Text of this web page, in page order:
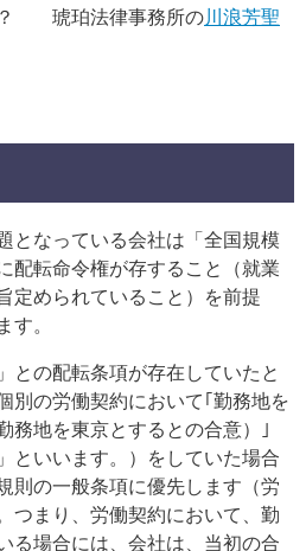
？ 琥珀法律事務所の川浪芳聖
となっている会社は「全国規模
配転命令権が存すること（就業
定められていること）を前提
す。
との配転条項が存在していたと
別の労働契約において｢勤務地を
務地を東京とするとの合意）｣
といいます。）をしていた場合
則の一般条項に優先します（労
つまり、労働契約において、勤
る場合には、会社は、当初の合